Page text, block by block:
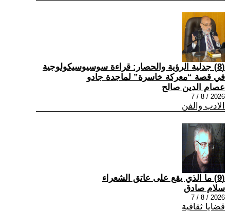
(8) جدلية الرؤية والحصار: قراءة سوسيوسيكولوجية
في قصة “معركة خاسرة” لماجدة جادو
عصام الدين صالح
2026 / 8 / 7
الادب والفن
(9) ما الذي يقع على عاتق الشعراء
سلام صادق
2026 / 8 / 7
قضايا ثقافية